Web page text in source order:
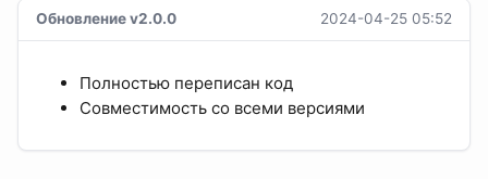
Обновление v2.0.0 2024-04-25 05:52
Полностью переписан код
Совместимость со всеми версиями